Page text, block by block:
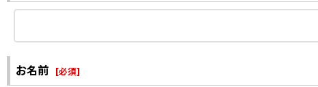
お名前 [必須]